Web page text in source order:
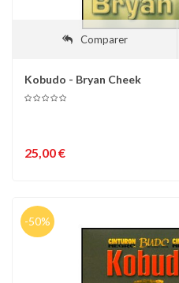
Comparer
Kobudo - Bryan Cheek
25,00 €
-50%